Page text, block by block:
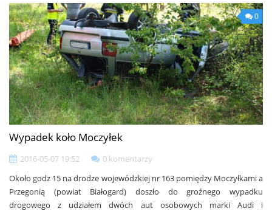
0
Wypadek koło Moczyłek
2016-05-07 19:52
0 komentarzy
Około godz 15 na drodze wojewódzkiej nr 163 pomiędzy Moczyłkami a
Przegonią (powiat Białogard) doszło do groźnego wypadku
drogowego z udziałem dwóch aut osobowych marki Audi i